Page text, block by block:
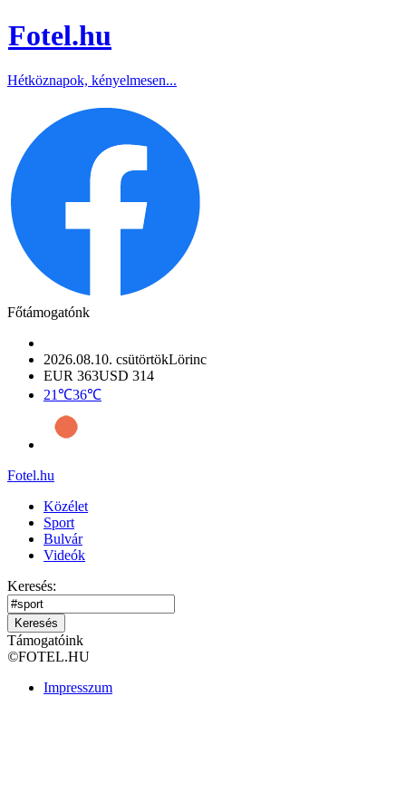
Fotel.hu
Hétköznapok, kényelmesen...
Főtámogatónk
2026.08.10. csütörtökLörinc
EUR 363USD 314
21℃36℃
Fotel.hu
Közélet
Sport
Bulvár
Videók
Keresés:
Keresés
Támogatóink
©FOTEL.HU
Impresszum